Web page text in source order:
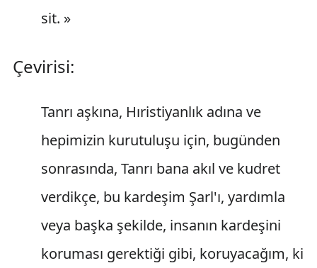
sit. »
Çevirisi:
Tanrı aşkına, Hıristiyanlık adına ve
hepimizin kurutuluşu için, bugünden
sonrasında, Tanrı bana akıl ve kudret
verdikçe, bu kardeşim Şarl'ı, yardımla
veya başka şekilde, insanın kardeşini
koruması gerektiği gibi, koruyacağım, ki